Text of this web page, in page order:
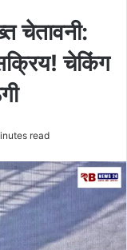
चेतावनी:
सक्रिय! चेकिंग
read